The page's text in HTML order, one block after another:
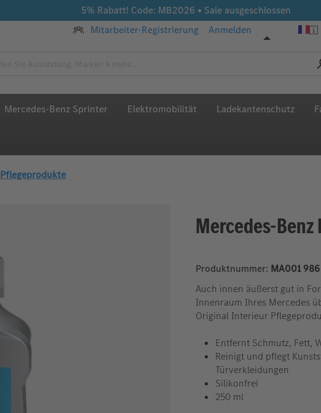
5% Rabatt! Code: MB2026 • Sale ausgeschlossen
Mitarbeiter-Registrierung
Anmelden
Mercedes-Benz Sprinter Elektromobilität Ladekantenschutz
Pflegeprodukte
Mercedes-
Produktnummer: MA001
Auch innen äußerst gut in
Innenraum Ihres Mercedes
Original Interieur
Entfernt Schmutz, Fett,
Reinigt und pflegt
Türverkleidungen
Silikonfrei
250 ml